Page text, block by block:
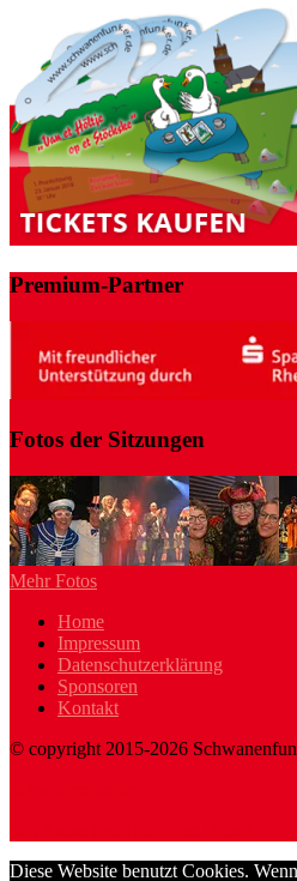
Premium-Partner
Fotos der Sitzungen
Mehr Fotos
Home
Impressum
Datenschutzerklärung
Sponsoren
Kontakt
© copyright 2015-2026
Diese Website benutzt Cookies.